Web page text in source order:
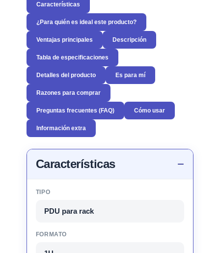
Características
¿Para quién es ideal este producto?
Ventajas principales Descripción
Tabla de especificaciones
Detalles del producto Es para mí
Razones para comprar
Preguntas frecuentes (FAQ) Cómo usar
Información extra
Características
TIPO
PDU para rack
FORMATO